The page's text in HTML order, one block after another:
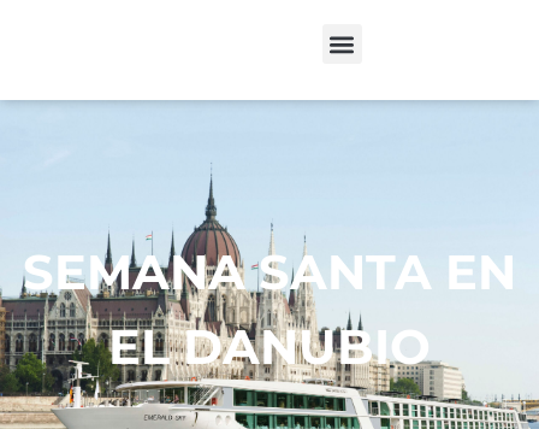
SEMANA SANTA EN
EL DANUBIO